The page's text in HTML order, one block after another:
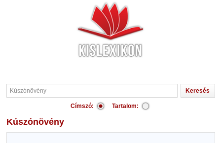
Címszó: Tartalom:
Kúszónövény